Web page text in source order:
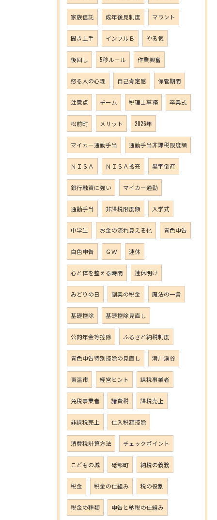
家族信託 成年後見制度 マウント
聞き上手 インフルＢ やる気
後回し 5秒ルール 作業興奮
怒る人の心理 自己肯定感 保管期間
注意点 チーム 税理士事務 卒業式
松前町 メリット 2026年
マイカー通勤手当 通勤手当非課税限度額
ＮＩＳＡ ＮＩＳＡ拡充 黒字倒産
銀行融資に強い マイカー通勤
通勤手当 非課税限度額 入学式
中学生 お金の流れ見える化 青色申告
白色申告 ＧＷ 連休
心と体を整える時間 連休明け
みどりの日 副業の税金 魔法の一言
基礎控除 基礎控除見直し
公的年金等控除 ふるさと納税制度
青色申告特別控除の見直し 滑川渓谷
東温市 経営ヒント 課税事業者
免税事業者 諸費税 課税売上
非課税売上 仕入税額控除
消費税計算方法 チェックポイント
こどもの城 砥部町 納税の義務
税金 税金の仕組み 税の役割
税金の種類 申告と納税の仕組み